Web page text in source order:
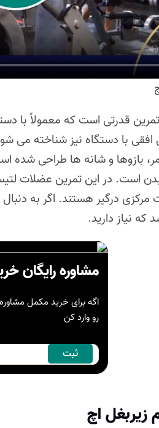
قدرتی است که معمولاً با
افقی با دستگاه نیز شناخته می
بازوها و شانه ها طراحی شده
است. در این تمرین عضلات
درگیر هستند. اگر به دنبال
نیاز دارید.
مشاوره رایگان
اگه برای خرید مکمل
رو وارد کن
زیربغل اچ